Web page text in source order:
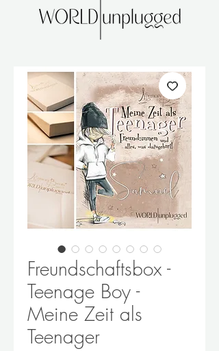
Freundschaftsbox -
Teenage Boy -
Meine Zeit als
Teenager